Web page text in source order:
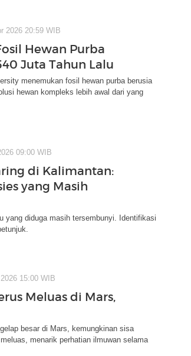
2026 20:59 WIB
Hewan Purba
Juta Tahun Lalu
menemukan fosil hewan purba berusia
hewan kompleks lebih awal dari yang
09:00 WIB
di Kalimantan:
yang Masih
yang diduga masih tersembunyi. Identifikasi
15:00 WIB
Meluas di Mars,
besar di Mars, kemungkinan sisa
menarik perhatian ilmuwan selama